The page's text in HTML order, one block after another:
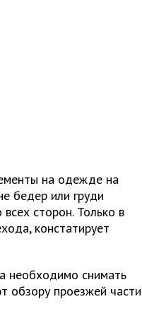
на одежде на
бедер или груди
сторон. Только в
констатирует
необходимо снимать
обзору проезжей части